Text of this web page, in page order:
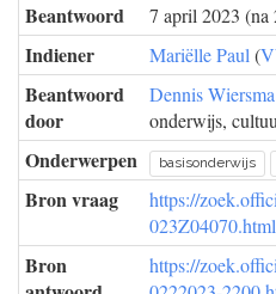
Beantwoord 7 april 2023 (na
Indiener Mariëlle Paul (
Beantwoord
door
Dennis Wiersma
onderwijs,
Onderwerpen basisonderwijs
Bron vraag
https://
023Z04070.html
Bron
https://